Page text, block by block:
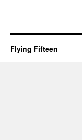
Flying Fifteen